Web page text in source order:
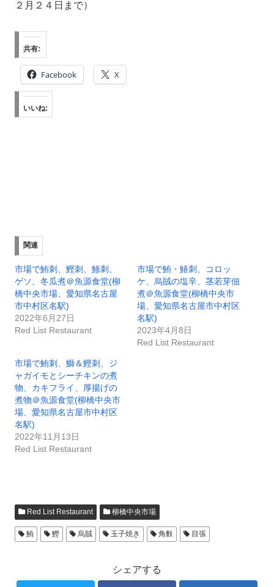
２月２４日まで）
共有:
Facebook X
いいね:
関連
市場で鮪刺、鰹刺、鯵刺、
ゲソ、冬瓜煮＠魚源食堂(柳
橋中央市場、愛知県名古屋
市中村区名駅)
2022年6月27日
Red List Restaurant
市場で鮪・鰆刺、コロッ
ケ、烏賊の塩辛、茎若芽佃
煮＠魚源食堂(柳橋中央市
場、愛知県名古屋市中村区
名駅)
2023年4月8日
Red List Restaurant
市場で鮪刺、鰤＆鰹刺、ジ
ャガイモとシーチキンの煮
物、カキフライ、厚揚げの
煮物＠魚源食堂(柳橋中央市
場、愛知県名古屋市中村区
名駅)
2022年11月13日
Red List Restaurant
Red List Restaurant 柳橋中央市場
鮪 鰹 烏賊 玉子焼き 角麩 目張
シェアする